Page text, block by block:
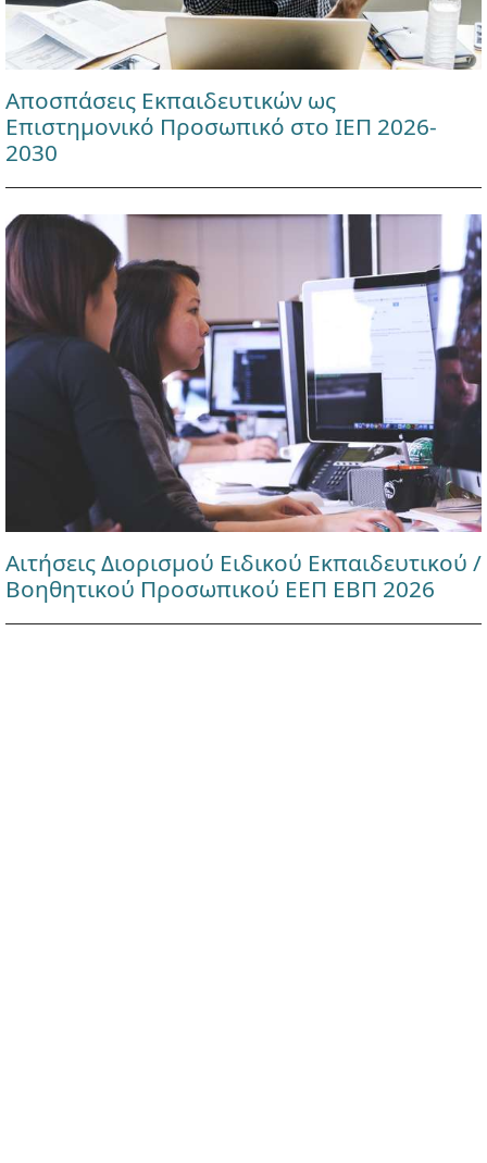
Αποσπάσεις Εκπαιδευτικών ως
Επιστημονικό Προσωπικό στο ΙΕΠ 2026-
2030
Αιτήσεις Διορισμού Ειδικού Εκπαιδευτικού /
Βοηθητικού Προσωπικού ΕΕΠ ΕΒΠ 2026